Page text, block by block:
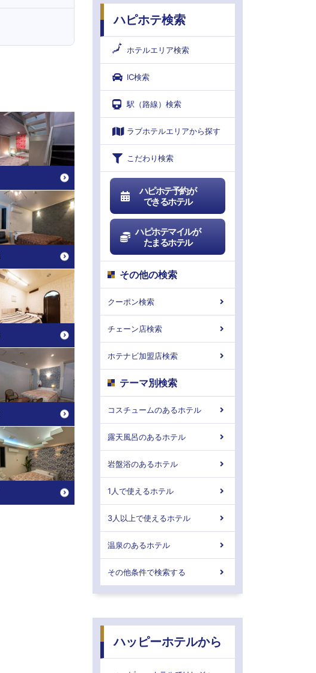
ハピホテ検索
ホテルエリア検索
IC検索
駅（路線）検索
ラブホテルエリアから探す
こだわり検索
ハピホテ予約が
できるホテル
ハピホテマイルが
たまるホテル
その他の検索
クーポン検索
チェーン店検索
ホテナビ加盟店検索
テーマ別検索
コスチュームのあるホテル
露天風呂のあるホテル
岩盤浴のあるホテル
1人で使えるホテル
3人以上で使えるホテル
温泉のあるホテル
その他条件で検索する
ハッピーホテルから